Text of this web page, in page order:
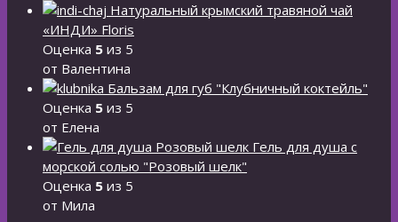
Натуральный крымский травяной чай
«ИНДИ» Floris
Оценка 5 из 5
от Валентина
Бальзам для губ "Клубничный коктейль"
Оценка 5 из 5
от Елена
Гель для душа с
морской солью "Розовый шелк"
Оценка 5 из 5
от Мила